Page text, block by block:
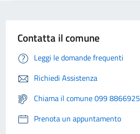
Contatta il comune
Leggi le domande frequenti
Richiedi Assistenza
Chiama il comune 099 8866925
Prenota un appuntamento